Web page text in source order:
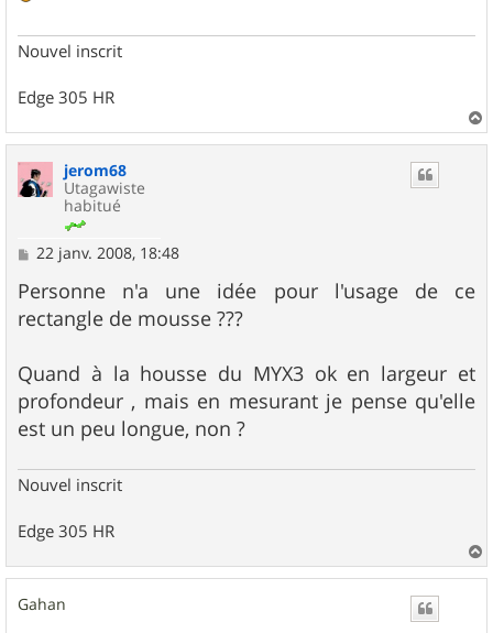
Nouvel inscrit
Edge 305 HR
a
jerom68
Utagawiste
habitué
M
s
s
a
22 janv. 2008, 18:48
Personne n'a une idée pour l'usage de ce
rectangle de mousse ???
Quand à la housse du MYX3 ok en largeur et
profondeur , mais en mesurant je pense qu'elle
est un peu longue, non ?
Nouvel inscrit
Edge 305 HR
a
Gahan